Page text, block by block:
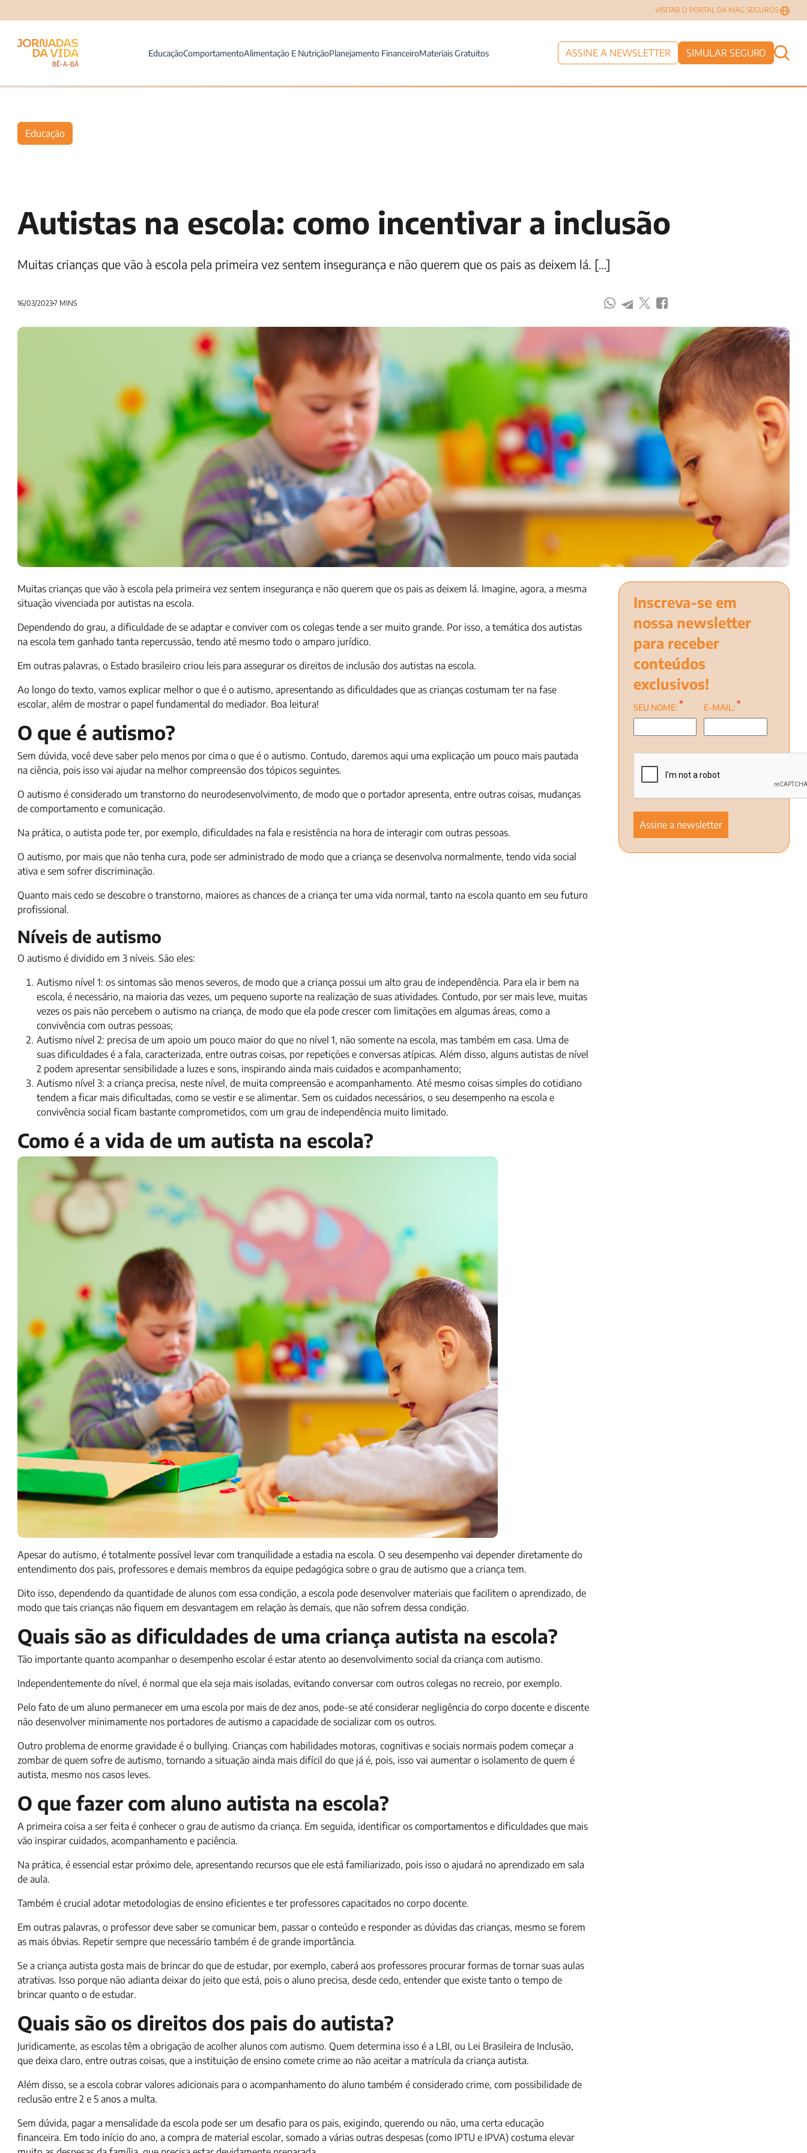
VISITAR O PORTAL DA MAG SEGUROS
EducaçãoComportamentoAlimentação E NutriçãoPlanejamento FinanceiroMateriais Gratuitos ASSINE A NEWSLETTER SIMULAR SEGURO
Educação
Autistas na escola: como incentivar a inclusão
Muitas crianças que vão à escola pela primeira vez sentem insegurança e não querem que os pais as deixem lá. […]
16/03/20237 MINS
Muitas crianças que vão à escola pela primeira vez sentem insegurança e não querem que os pais as deixem lá. Imagine, agora, a mesma
situação vivenciada por autistas na escola.
Dependendo do grau, a dificuldade de se adaptar e conviver com os colegas tende a ser muito grande. Por isso, a temática dos autistas
na escola tem ganhado tanta repercussão, tendo até mesmo todo o amparo jurídico.
Em outras palavras, o Estado brasileiro criou leis para assegurar os direitos de inclusão dos autistas na escola.
Ao longo do texto, vamos explicar melhor o que é o autismo, apresentando as dificuldades que as crianças costumam ter na fase
escolar, além de mostrar o papel fundamental do mediador. Boa leitura!
O que é autismo?
Sem dúvida, você deve saber pelo menos por cima o que é o autismo. Contudo, daremos aqui uma explicação um pouco mais pautada
na ciência, pois isso vai ajudar na melhor compreensão dos tópicos seguintes.
O autismo é considerado um transtorno do neurodesenvolvimento, de modo que o portador apresenta, entre outras coisas, mudanças
de comportamento e comunicação.
Na prática, o autista pode ter, por exemplo, dificuldades na fala e resistência na hora de interagir com outras pessoas.
O autismo, por mais que não tenha cura, pode ser administrado de modo que a criança se desenvolva normalmente, tendo vida social
ativa e sem sofrer discriminação.
Quanto mais cedo se descobre o transtorno, maiores as chances de a criança ter uma vida normal, tanto na escola quanto em seu futuro
profissional.
Níveis de autismo
O autismo é dividido em 3 níveis. São eles:
Autismo nível 1: os sintomas são menos severos, de modo que a criança possui um alto grau de independência. Para ela ir bem na
escola, é necessário, na maioria das vezes, um pequeno suporte na realização de suas atividades. Contudo, por ser mais leve, muitas
vezes os pais não percebem o autismo na criança, de modo que ela pode crescer com limitações em algumas áreas, como a
convivência com outras pessoas;
Autismo nível 2: precisa de um apoio um pouco maior do que no nível 1, não somente na escola, mas também em casa. Uma de
suas dificuldades é a fala, caracterizada, entre outras coisas, por repetições e conversas atípicas. Além disso, alguns autistas de nível
2 podem apresentar sensibilidade a luzes e sons, inspirando ainda mais cuidados e acompanhamento;
Autismo nível 3: a criança precisa, neste nível, de muita compreensão e acompanhamento. Até mesmo coisas simples do cotidiano
tendem a ficar mais dificultadas, como se vestir e se alimentar. Sem os cuidados necessários, o seu desempenho na escola e
convivência social ficam bastante comprometidos, com um grau de independência muito limitado.
Como é a vida de um autista na escola?
Apesar do autismo, é totalmente possível levar com tranquilidade a estadia na escola. O seu desempenho vai depender diretamente do
entendimento dos pais, professores e demais membros da equipe pedagógica sobre o grau de autismo que a criança tem.
Dito isso, dependendo da quantidade de alunos com essa condição, a escola pode desenvolver materiais que facilitem o aprendizado, de
modo que tais crianças não fiquem em desvantagem em relação às demais, que não sofrem dessa condição.
Quais são as dificuldades de uma criança autista na escola?
Tão importante quanto acompanhar o desempenho escolar é estar atento ao desenvolvimento social da criança com autismo.
Independentemente do nível, é normal que ela seja mais isoladas, evitando conversar com outros colegas no recreio, por exemplo.
Pelo fato de um aluno permanecer em uma escola por mais de dez anos, pode-se até considerar negligência do corpo docente e discente
não desenvolver minimamente nos portadores de autismo a capacidade de socializar com os outros.
Outro problema de enorme gravidade é o bullying. Crianças com habilidades motoras, cognitivas e sociais normais podem começar a
zombar de quem sofre de autismo, tornando a situação ainda mais difícil do que já é, pois, isso vai aumentar o isolamento de quem é
autista, mesmo nos casos leves.
O que fazer com aluno autista na escola?
A primeira coisa a ser feita é conhecer o grau de autismo da criança. Em seguida, identificar os comportamentos e dificuldades que mais
vão inspirar cuidados, acompanhamento e paciência.
Na prática, é essencial estar próximo dele, apresentando recursos que ele está familiarizado, pois isso o ajudará no aprendizado em sala
de aula.
Também é crucial adotar metodologias de ensino eficientes e ter professores capacitados no corpo docente.
Em outras palavras, o professor deve saber se comunicar bem, passar o conteúdo e responder as dúvidas das crianças, mesmo se forem
as mais óbvias. Repetir sempre que necessário também é de grande importância.
Se a criança autista gosta mais de brincar do que de estudar, por exemplo, caberá aos professores procurar formas de tornar suas aulas
atrativas. Isso porque não adianta deixar do jeito que está, pois o aluno precisa, desde cedo, entender que existe tanto o tempo de
brincar quanto o de estudar.
Quais são os direitos dos pais do autista?
Juridicamente, as escolas têm a obrigação de acolher alunos com autismo. Quem determina isso é a LBI, ou Lei Brasileira de Inclusão,
que deixa claro, entre outras coisas, que a instituição de ensino comete crime ao não aceitar a matrícula da criança autista.
Além disso, se a escola cobrar valores adicionais para o acompanhamento do aluno também é considerado crime, com possibilidade de
reclusão entre 2 e 5 anos a multa.
Sem dúvida, pagar a mensalidade da escola pode ser um desafio para os pais, exigindo, querendo ou não, uma certa educação
financeira. Em todo início do ano, a compra de material escolar, somado a várias outras despesas (como IPTU e IPVA) costuma elevar
Inscreva-se em
nossa newsletter
para receber
conteúdos
exclusivos!
SEU NOME:* E-MAIL:*